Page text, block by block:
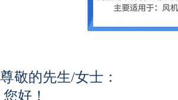
尊敬的先生/女士：
您好！